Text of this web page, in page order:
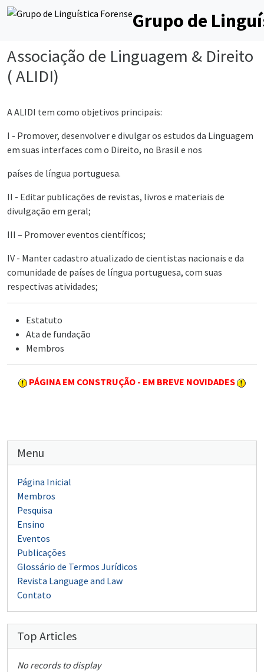
Grupo de
Associação de Linguagem & Direito
( ALIDI)
A ALIDI tem como objetivos principais:
I - Promover, desenvolver e divulgar os estudos da Linguagem
em suas interfaces com o Direito, no Brasil e nos
países de língua portuguesa.
II - Editar publicações de revistas, livros e materiais de
divulgação em geral;
III – Promover eventos científicos;
IV - Manter cadastro atualizado de cientistas nacionais e da
comunidade de países de língua portuguesa, com suas
respectivas atividades;
Estatuto
Ata de fundação
Membros
PÁGINA EM CONSTRUÇÃO - EM BREVE NOVIDADES
Menu
Página Inicial
Membros
Pesquisa
Ensino
Eventos
Publicações
Glossário de Termos Jurídicos
Revista Language and Law
Contato
Top Articles
No records to display